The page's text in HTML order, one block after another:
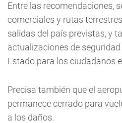
Entre las recomendaciones,
comerciales y rutas
salidas del país previstas, y
actualizaciones de
Estado para los ciudadanos
Precisa también que el
permanece cerrado para
a los daños.